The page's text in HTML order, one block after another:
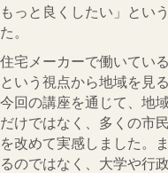
もっと良くしたい」とい
た。
住宅メーカーで働いてい
という視点から地域を見
今回の講座を通じて、地
だけではなく、多くの市
を改めて実感しました。
るのではなく、大学や行